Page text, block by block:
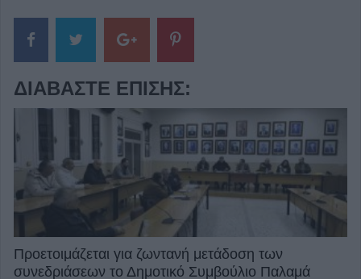
ΔΙΑΒΆΣΤΕ ΕΠΊΣΗΣ:
Προετοιμάζεται για ζωντανή μετάδοση των
συνεδριάσεων το Δημοτικό Συμβούλιο Παλαμά